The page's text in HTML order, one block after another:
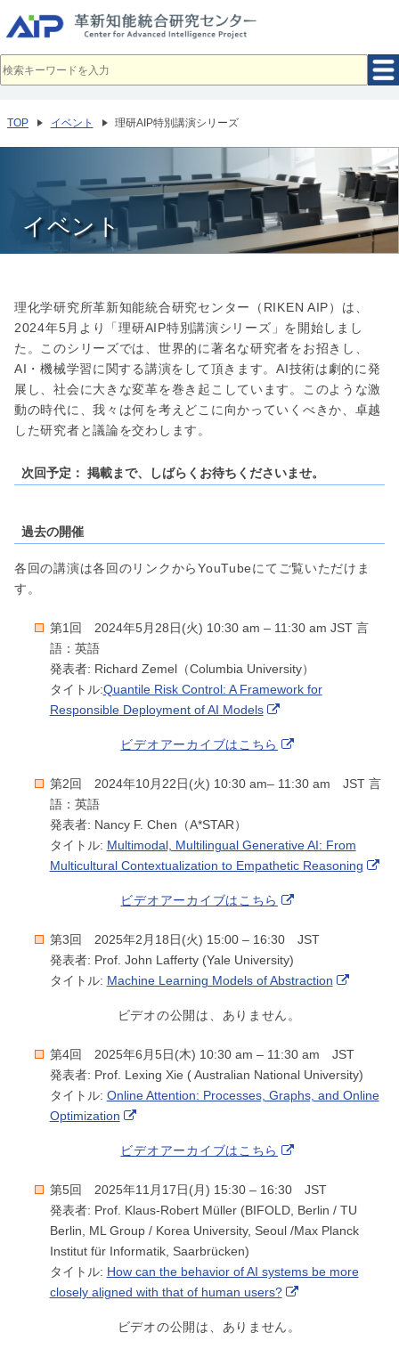
イ
ン
へ
動
TOP イベント 理研AIP特別講演シリーズ
イベント
理化学研究所⾰新知能統合研究センター（RIKEN AIP）は、
2024年5⽉より「理研AIP特別講演シリーズ」を開始しまし
た。このシリーズでは、世界的に著名な研究者をお招きし、
AI・機械学習に関する講演をして頂きます。AI技術は劇的に発
展し、社会に大きな変革を巻き起こしています。このような激
動の時代に、我々は何を考えどこに向かっていくべきか、卓越
した研究者と議論を交わします。
次回予定： 掲載まで、しばらくお待ちくださいませ。
過去の開催
各回の講演は各回のリンクからYouTubeにてご覧いただけま
す。
第1回 2024年5月28日(火) 10:30 am – 11:30 am JST 言
語：英語
発表者: Richard Zemel（Columbia University）
タイトル:Quantile Risk Control: A Framework for
Responsible Deployment of AI Models
ビデオアーカイブはこちら
第2回 2024年10月22日(火) 10:30 am– 11:30 am JST 言
語：英語
発表者: Nancy F. Chen（A*STAR）
タイトル: Multimodal, Multilingual Generative AI: From
Multicultural Contextualization to Empathetic Reasoning
ビデオアーカイブはこちら
第3回 2025年2月18日(火) 15:00 – 16:30 JST
発表者: Prof. John Lafferty (Yale University)
タイトル: Machine Learning Models of Abstraction
ビデオの公開は、ありません。
第4回 2025年6月5日(木) 10:30 am – 11:30 am JST
発表者: Prof. Lexing Xie ( Australian National University)
タイトル: Online Attention: Processes, Graphs, and Online
Optimization
ビデオアーカイブはこちら
第5回 2025年11月17日(月) 15:30 – 16:30 JST
発表者: Prof. Klaus-Robert Müller (BIFOLD, Berlin / TU
Berlin, ML Group / Korea University, Seoul /Max Planck
Institut für Informatik, Saarbrücken)
タイトル: How can the behavior of AI systems be more
closely aligned with that of human users?
ビデオの公開は、ありません。